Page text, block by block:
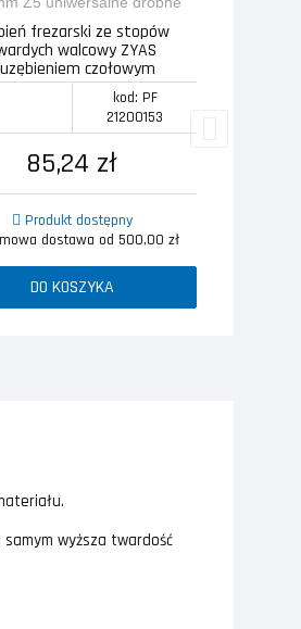
frezarski ze stopów
walcowy ZYAS
czołowym
Ø 02 × 10 mm...kod: PF
21200153
85,24 zł
Produkt dostępny
dostawa od 500,00 zł
DO KOSZYKA
wyższa twardość